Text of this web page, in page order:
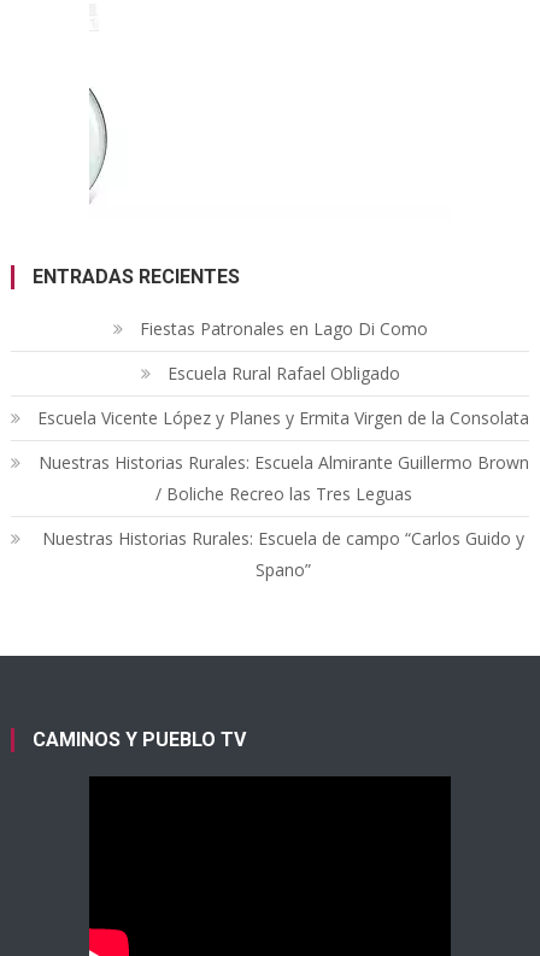
ENTRADAS RECIENTES
Fiestas Patronales en Lago Di Como
Escuela Rural Rafael Obligado
Escuela Vicente López y Planes y Ermita Virgen de la Consolata
Nuestras Historias Rurales: Escuela Almirante Guillermo Brown
/ Boliche Recreo las Tres Leguas
Nuestras Historias Rurales: Escuela de campo “Carlos Guido y
Spano”
CAMINOS Y PUEBLO TV